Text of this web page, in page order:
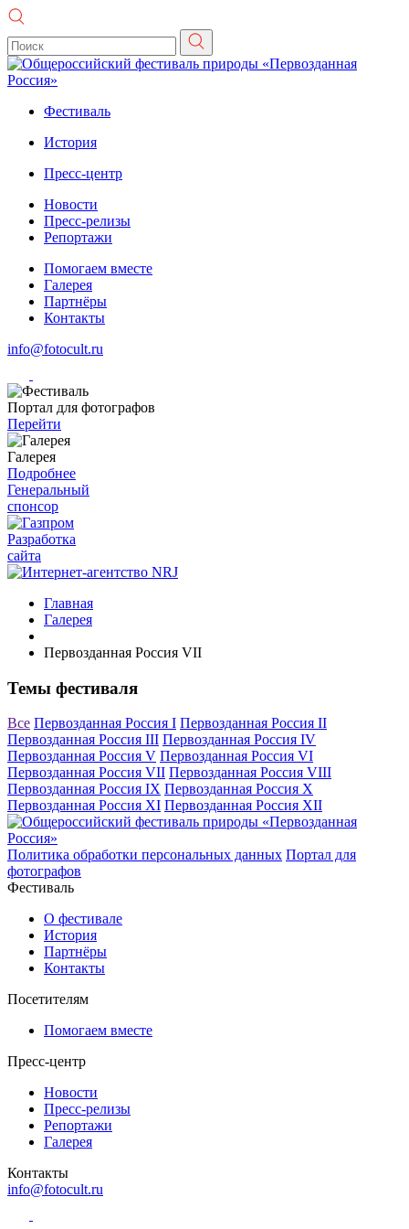
Фестиваль
История
Пресс-центр
Новости
Пресс-релизы
Репортажи
Помогаем вместе
Галерея
Партнёры
Контакты
info@fotocult.ru
Портал для фотографов
Перейти
Галерея
Подробнее
Генеральный
спонсор
Разработка
сайта
Главная
Галерея
Первозданная Россия VII
Темы фестиваля
Все Первозданная Россия I Первозданная Россия II
Первозданная Россия III Первозданная Россия IV
Первозданная Россия V Первозданная Россия VI
Первозданная Россия VII Первозданная Россия VIII
Первозданная Россия IX Первозданная Россия X
Первозданная Россия XI Первозданная Россия XII
Политика обработки персональных данных Портал для
фотографов
Фестиваль
О фестивале
История
Партнёры
Контакты
Посетителям
Помогаем вместе
Пресс-центр
Новости
Пресс-релизы
Репортажи
Галерея
Контакты
info@fotocult.ru